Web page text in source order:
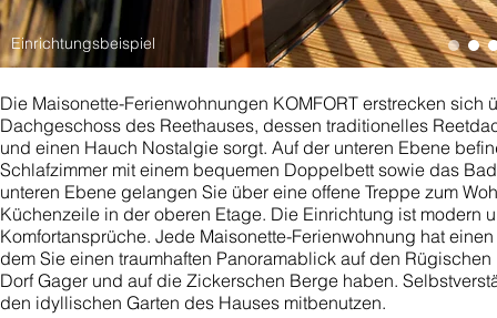
Einrichtungsbeispiel
Die Maisonette-Ferienwohnungen KOMFORT erstrecken sich
Dachgeschoss des Reethauses, dessen traditionelles
und einen Hauch Nostalgie sorgt. Auf der unteren Ebene
Schlafzimmer mit einem bequemen Doppelbett sowie das
unteren Ebene gelangen Sie über eine offene Treppe zum
Küchenzeile in der oberen Etage. Die Einrichtung ist modern
Komfortansprüche. Jede Maisonette-Ferienwohnung hat
dem Sie einen traumhaften Panoramablick auf den
Dorf Gager und auf die Zickerschen Berge haben.
den idyllischen Garten des Hauses mitbenutzen.